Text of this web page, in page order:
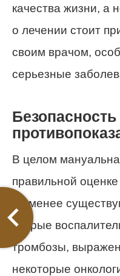
качества жизни, а
о лечении стоит
своим врачом,
серьезные
Безопасность
В целом
правильной
не менее
острые
тромбозы,
некоторые